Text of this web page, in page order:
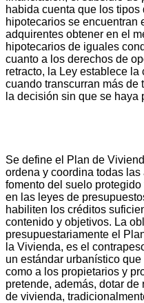
habida cuenta que los
hipotecarios se encuentran
adquirentes obtener en el
hipotecarios de iguales
cuanto a los derechos de
retracto, la Ley establece
cuando transcurran más de
la decisión sin que se haya
Se define el Plan de
ordena y coordina todas
fomento del suelo
en las leyes de
habiliten los créditos
contenido y objetivos. La
presupuestariamente el
la Vivienda, es el
un estándar urbanístico
como a los propietarios y
pretende, además, dotar
de vivienda,